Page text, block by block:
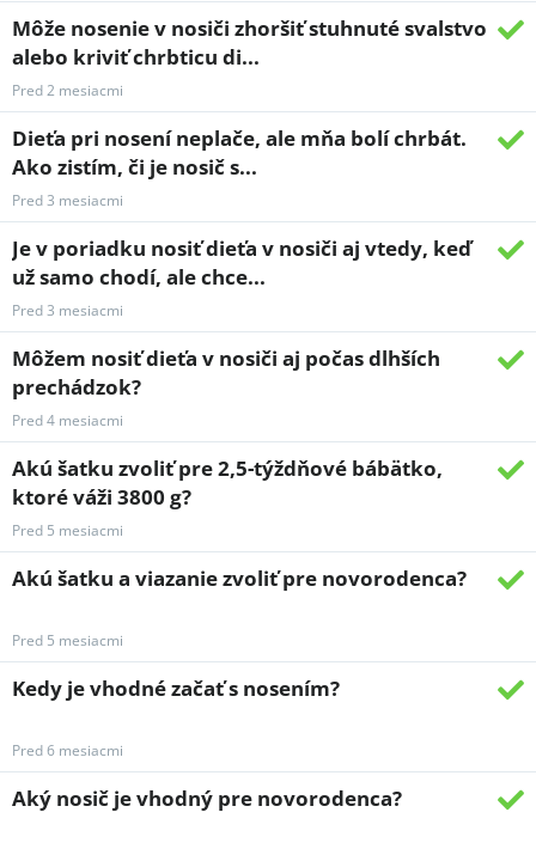
Môže nosenie v nosiči zhoršiť stuhnuté svalstvo
alebo kriviť chrbticu di...
Pred 2 mesiacmi
Dieťa pri nosení neplače, ale mňa bolí chrbát.
Ako zistím, či je nosič s...
Pred 3 mesiacmi
Je v poriadku nosiť dieťa v nosiči aj vtedy, keď
už samo chodí, ale chce...
Pred 3 mesiacmi
Môžem nosiť dieťa v nosiči aj počas dlhších
prechádzok?
Pred 4 mesiacmi
Akú šatku zvoliť pre 2,5-týždňové bábätko,
ktoré váži 3800 g?
Pred 5 mesiacmi
Akú šatku a viazanie zvoliť pre novorodenca?
Pred 5 mesiacmi
Kedy je vhodné začať s nosením?
Pred 6 mesiacmi
Aký nosič je vhodný pre novorodenca?